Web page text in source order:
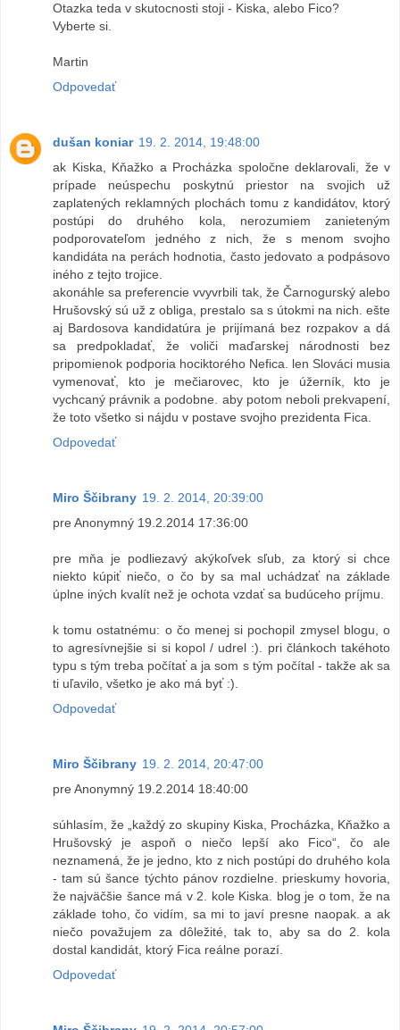
Otazka teda v skutocnosti stoji - Kiska, alebo Fico?
Vyberte si.
Martin
Odpovedať
dušan koniar 19. 2. 2014, 19:48:00
ak Kiska, Kňažko a Procházka spoločne deklarovali, že v
prípade neúspechu poskytnú priestor na svojich už
zaplatených reklamných plochách tomu z kandidátov, ktorý
postúpi do druhého kola, nerozumiem zanieteným
podporovateľom jedného z nich, že s menom svojho
kandidáta na perách hodnotia, často jedovato a podpásovo
iného z tejto trojice.
akonáhle sa preferencie vvyvrbili tak, že Čarnogurský alebo
Hrušovský sú už z obliga, prestalo sa s útokmi na nich. ešte
aj Bardosova kandidatúra je prijímaná bez rozpakov a dá
sa predpokladať, že voliči maďarskej národnosti bez
pripomienok podporia hociktorého Nefica. len Slováci musia
vymenovať, kto je mečiarovec, kto je úžerník, kto je
vychcaný právnik a podobne. aby potom neboli prekvapení,
že toto všetko si nájdu v postave svojho prezidenta Fica.
Odpovedať
Miro Ščibrany 19. 2. 2014, 20:39:00
pre Anonymný 19.2.2014 17:36:00
pre mňa je podliezavý akýkoľvek sľub, za ktorý si chce
niekto kúpiť niečo, o čo by sa mal uchádzať na základe
úplne iných kvalít než je ochota vzdať sa budúceho príjmu.
k tomu ostatnému: o čo menej si pochopil zmysel blogu, o
to agresívnejšie si si kopol / udrel :). pri článkoch takéhoto
typu s tým treba počítať a ja som s tým počítal - takže ak sa
ti uľavilo, všetko je ako má byť :).
Odpovedať
Miro Ščibrany 19. 2. 2014, 20:47:00
pre Anonymný 19.2.2014 18:40:00
súhlasím, že „každý zo skupiny Kiska, Procházka, Kňažko a
Hrušovský je aspoň o niečo lepší ako Fico“, čo ale
neznamená, že je jedno, kto z nich postúpi do druhého kola
- tam sú šance týchto pánov rozdielne. prieskumy hovoria,
že najväčšie šance má v 2. kole Kiska. blog je o tom, že na
základe toho, čo vidím, sa mi to javí presne naopak. a ak
niečo považujem za dôležité, tak to, aby sa do 2. kola
dostal kandidát, ktorý Fica reálne porazí.
Odpovedať